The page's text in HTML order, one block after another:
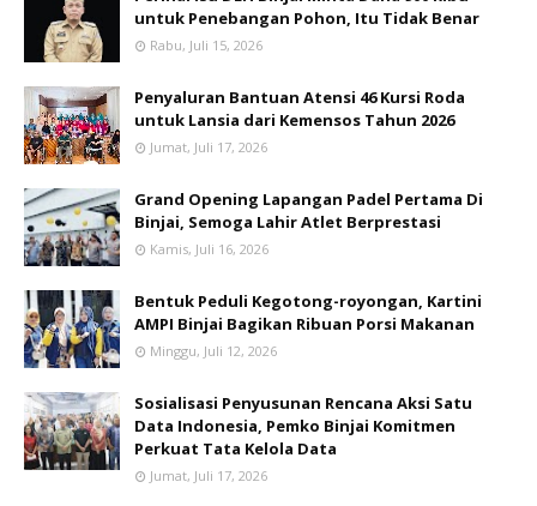
untuk Penebangan Pohon, Itu Tidak Benar
Rabu, Juli 15, 2026
Penyaluran Bantuan Atensi 46 Kursi Roda
untuk Lansia dari Kemensos Tahun 2026
Jumat, Juli 17, 2026
Grand Opening Lapangan Padel Pertama Di
Binjai, Semoga Lahir Atlet Berprestasi
Kamis, Juli 16, 2026
Bentuk Peduli Kegotong-royongan, Kartini
AMPI Binjai Bagikan Ribuan Porsi Makanan
Minggu, Juli 12, 2026
Sosialisasi Penyusunan Rencana Aksi Satu
Data Indonesia, Pemko Binjai Komitmen
Perkuat Tata Kelola Data
Jumat, Juli 17, 2026